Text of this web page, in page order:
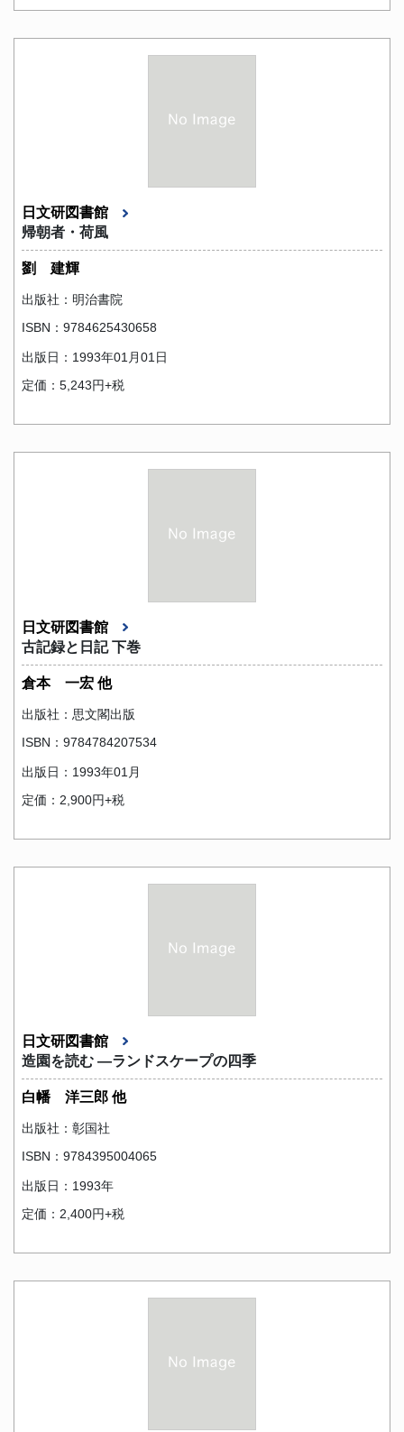
日文研図書館
帰朝者・荷風
劉 建輝
出版社：明治書院
ISBN：9784625430658
出版日：1993年01月01日
定価：5,243円+税
日文研図書館
古記録と日記 下巻
倉本 一宏 他
出版社：思文閣出版
ISBN：9784784207534
出版日：1993年01月
定価：2,900円+税
日文研図書館
造園を読む ―ランドスケープの四季
白幡 洋三郎 他
出版社：彰国社
ISBN：9784395004065
出版日：1993年
定価：2,400円+税